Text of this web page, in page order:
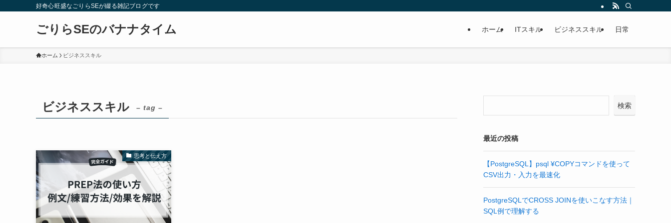
好奇心旺盛なごりらSEが綴る雑記ブログです
ごりらSEのバナナタイム ホーム ITスキル ビジネススキル 日常
ホーム ビジネススキル
ビジネススキル – tag –
思考と伝え方
検索
最近の投稿
【PostgreSQL】psql ¥COPYコマンドを使って
CSV出力・入力を最速化
PostgreSQLでCROSS JOINを使いこなす方法｜
SQL例で理解する